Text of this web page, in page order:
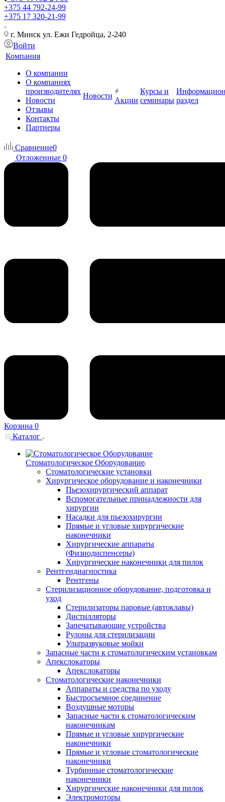
+375 44 792-24-99
+375 17 320-21-99
г. Минск ул. Ежи Гедройца, 2-240
Войти
Компания
О компании
О компаниях
производителях
Новости
Отзывы
Контакты
Партнеры
Новости
Акции
Курсы и
семинары раздел
Сравнение0
Отложенные 0
Корзина 0
Каталог
Стоматологическое Оборудование
Стоматологические установки
Хирургическое оборудование и наконечники
Пьезохирургический аппарат
Вспомогательные принадлежности для
хирургии
Насадки для пьезохирургии
Прямые и угловые хирургические
наконечники
Хирургические аппараты
(Физиодиспенсеры)
Хирургические наконечники для пилок
Рентгендиагностика
Рентгены
Стерилизационное оборудование, подготовка и
уход
Стерилизаторы паровые (автоклавы)
Дистилляторы
Запечатывающие устройства
Рулоны для стерилизации
Ультразвуковые мойки
Запасные части к стоматологическим установкам
Апекслокаторы
Апекслокаторы
Стоматологические наконечники
Аппараты и средства по уходу
Быстросъемное соединение
Воздушные моторы
Запасные части к стоматологическим
наконечникам
Прямые и угловые хирургические
наконечники
Прямые и угловые стоматологические
наконечники
Турбинные стоматологические
наконечники
Хирургические наконечники для пилок
Электромоторы